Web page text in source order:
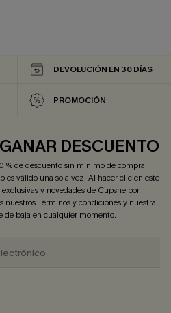
DEVOLUCIÓN EN 30 DÍAS
PROMOCIÓN
DESCUENTO
% de descuento sin mínimo de compra!
es válido una sola vez. Al hacer clic en este
y novedades de Cupshe por
nuestrosTérminos y condicionesy nuestra
de baja en cualquier momento.